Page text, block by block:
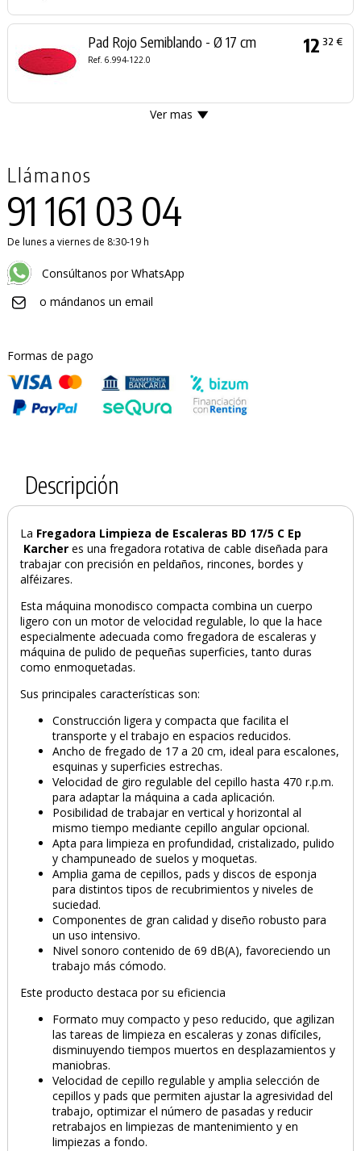
Pad Rojo Semiblando - Ø 17 cm
Ref. 6.994-122.0
12 32 €
Ver mas
Llámanos
91 161 03 04
De lunes a viernes de 8:30-19 h
Consúltanos por WhatsApp
o mándanos un email
Formas de pago
Descripción
La Fregadora Limpieza de Escaleras BD 17/5 C Ep
Karcheres una fregadora rotativa de cable diseñada para
trabajar con precisión en peldaños, rincones, bordes y
alféizares.
Esta máquina monodisco compacta combina un cuerpo
ligero con un motor de velocidad regulable, lo que la hace
especialmente adecuada como fregadora de escaleras y
máquina de pulido de pequeñas superficies, tanto duras
como enmoquetadas.
Sus principales características son:
Construcción ligera y compacta que facilita el
transporte y el trabajo en espacios reducidos.
Ancho de fregado de 17 a 20 cm, ideal para escalones,
esquinas y superficies estrechas.
Velocidad de giro regulable del cepillo hasta 470 r.p.m.
para adaptar la máquina a cada aplicación.
Posibilidad de trabajar en vertical y horizontal al
mismo tiempo mediante cepillo angular opcional.
Apta para limpieza en profundidad, cristalizado, pulido
y champuneado de suelos y moquetas.
Amplia gama de cepillos, pads y discos de esponja
para distintos tipos de recubrimientos y niveles de
suciedad.
Componentes de gran calidad y diseño robusto para
un uso intensivo.
Nivel sonoro contenido de 69 dB(A), favoreciendo un
trabajo más cómodo.
Este producto destaca por su eficiencia
Formato muy compacto y peso reducido, que agilizan
las tareas de limpieza en escaleras y zonas difíciles,
disminuyendo tiempos muertos en desplazamientos y
maniobras.
Velocidad de cepillo regulable y amplia selección de
cepillos y pads que permiten ajustar la agresividad del
trabajo, optimizar el número de pasadas y reducir
retrabajos en limpiezas de mantenimiento y en
limpiezas a fondo.